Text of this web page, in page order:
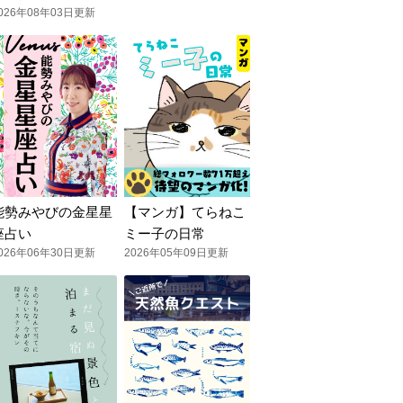
年08年03日更新
勢みやびの金星星
占い
年06年30日更新
【マンガ】てらねこ
ミー子の日常
2026年05年09日更新